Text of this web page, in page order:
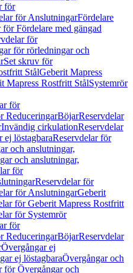
för
för AnslutningarFördelare
för Fördelare med gängad
för
för rörledningar och
Set skruv för
StålGeberit Mapress
Mapress Rostfritt StålSystemrör
för
ReduceringarBöjarReservdelar
Invändig cirkulationReservdelar
ej löstagbaraReservdelar för
och anslutningar,
och anslutningar,
för
Reservdelar för
för AnslutningarGeberit
för Geberit Mapress Rostfritt
för Systemrör
för
ReduceringarBöjarReservdelar
Övergångar ej
ej löstagbaraÖvergångar och
för Övergångar och